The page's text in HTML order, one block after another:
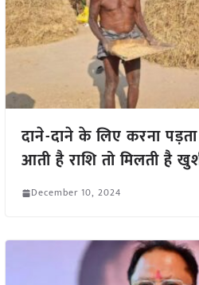
दाने-दाने के लिए करना
आती है राशि तो मिलती है
December 10, 2024